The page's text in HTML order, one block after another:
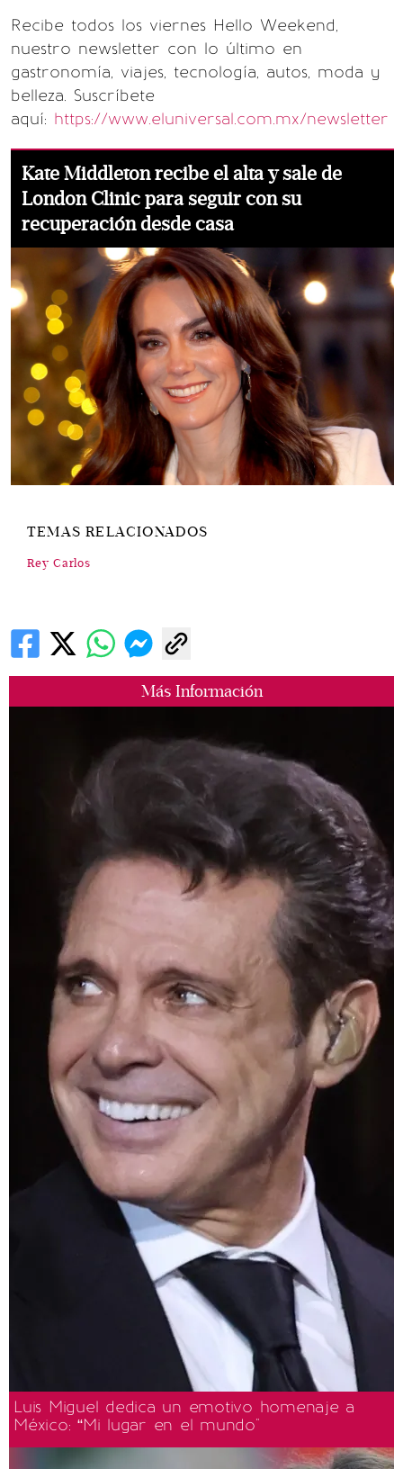
Más Información
Luis Miguel dedica un emotivo homenaje a
México: “Mi lugar en el mundo"
Recibe todos los viernes Hello Weekend,
nuestro newsletter con lo último en
gastronomía, viajes, tecnología, autos, moda y
belleza. Suscríbete
aquí: https://www.eluniversal.com.mx/newsletter
Kate Middleton recibe el alta y sale de
London Clinic para seguir con su
recuperación desde casa
TEMAS RELACIONADOS
Rey Carlos